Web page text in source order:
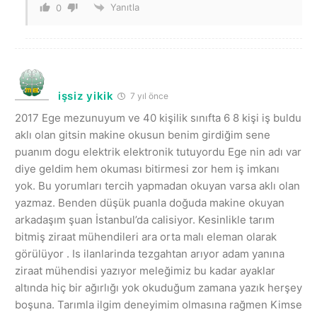
0 Yanıtla
işsiz yikik 7 yıl önce
2017 Ege mezunuyum ve 40 kişilik sınıfta 6 8 kişi iş buldu
aklı olan gitsin makine okusun benim girdiğim sene
puanım dogu elektrik elektronik tutuyordu Ege nin adı var
diye geldim hem okuması bitirmesi zor hem iş imkanı
yok. Bu yorumları tercih yapmadan okuyan varsa aklı olan
yazmaz. Benden düşük puanla doğuda makine okuyan
arkadaşım şuan İstanbul’da calisiyor. Kesinlikle tarım
bitmiş ziraat mühendileri ara orta malı eleman olarak
görülüyor . Is ilanlarinda tezgahtan arıyor adam yanına
ziraat mühendisi yazıyor meleğimiz bu kadar ayaklar
altında hiç bir ağırlığı yok okuduğum zamana yazık herşey
boşuna. Tarımla ilgim deneyimim olmasına rağmen Kimse